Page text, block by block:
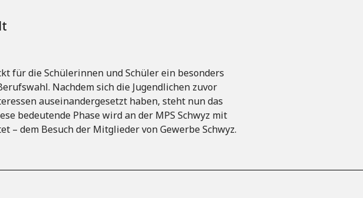
für die Schülerinnen und Schüler ein besonders
Nachdem sich die Jugendlichen zuvor
auseinandergesetzt haben, steht nun das
bedeutende Phase wird an der MPS Schwyz mit
– dem Besuch der Mitglieder von Gewerbe Schwyz.